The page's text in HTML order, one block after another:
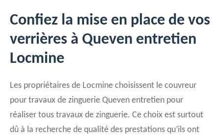
Confiez la mise en place de vos
verrières à Queven entretien
Locmine
Les propriétaires de Locmine choisissent le couvreur
pour travaux de zinguerie Queven entretien pour
réaliser tous travaux de zinguerie. Ce choix est surtout
dû à la recherche de qualité des prestations qu’ils ont